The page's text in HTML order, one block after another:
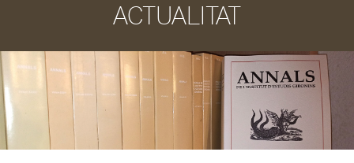
ACTUALITAT